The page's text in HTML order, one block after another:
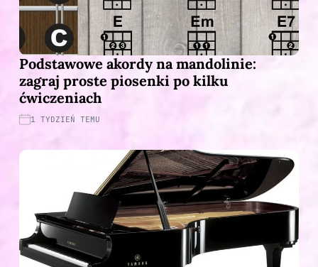
Podstawowe akordy na mandolinie:
zagraj proste piosenki po kilku
ćwiczeniach
1 TYDZIEŃ TEMU